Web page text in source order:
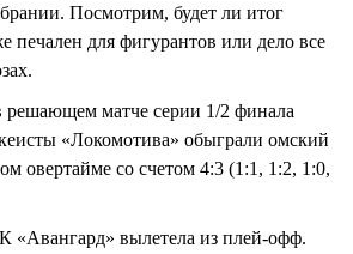
Посмотрим, будет ли итог
печален для фигурантов или дело все
решающем матче серии 1/2 финала
«Локомотива» обыграли омский
овертайме со счетом 4:3 (1:1, 1:2, 1:0,
«Авангард» вылетела из плей-офф.